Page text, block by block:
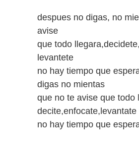
despues no digas, no
avise
que todo
levantete
no hay tiempo que
digas no mientas
que no te avise que todo
decite,enfocate,levantate
no hay tiempo que